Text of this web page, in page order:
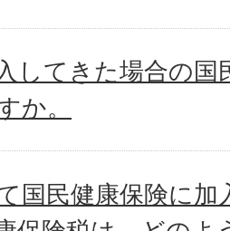
してきた場合の国
か。
国民健康保険に加